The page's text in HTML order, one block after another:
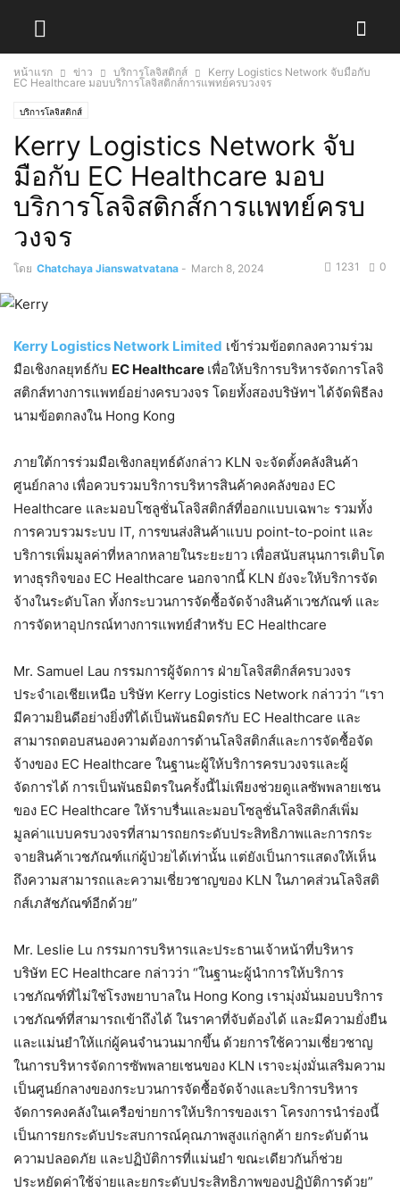
หน้าแรก ข่าว บริการโลจิสติกส์
Kerry Logistics Network จับมือกับ
EC Healthcare มอบบริการโลจิสติกส์การแพทย์ครบวงจร
บริการโลจิสติกส์
Kerry Logistics Network จับ
มือกับ EC Healthcare มอบ
บริการโลจิสติกส์การแพทย์ครบ
วงจร
โดย Chatchaya Jianswatvatana - March 8, 2024 0
1231
Kerry Logistics Network Limited เข้าร่วมข้อตกลงความร่วม
มือเชิงกลยุทธ์กับ EC Healthcare เพื่อให้บริการบริหารจัดการโลจิ
สติกส์ทางการแพทย์อย่างครบวงจร โดยทั้งสองบริษัทฯ ได้จัดพิธีลง
นามข้อตกลงใน Hong Kong
ภายใต้การร่วมมือเชิงกลยุทธ์ดังกล่าว KLN จะจัดตั้งคลังสินค้า
ศูนย์กลาง เพื่อควบรวมบริการบริหารสินค้าคงคลังของ EC
Healthcare และมอบโซลูชั่นโลจิสติกส์ที่ออกแบบเฉพาะ รวมทั้ง
การควบรวมระบบ IT, การขนส่งสินค้าแบบ point-to-point และ
บริการเพิ่มมูลค่าที่หลากหลายในระยะยาว เพื่อสนับสนุนการเติบโต
ทางธุรกิจของ EC Healthcare นอกจากนี้ KLN ยังจะให้บริการจัด
จ้างในระดับโลก ทั้งกระบวนการจัดซื้อจัดจ้างสินค้าเวชภัณฑ์ และ
การจัดหาอุปกรณ์ทางการแพทย์สำหรับ EC Healthcare
Mr. Samuel Lau กรรมการผู้จัดการ ฝ่ายโลจิสติกส์ครบวงจร
ประจำเอเชียเหนือ บริษัท Kerry Logistics Network กล่าวว่า “เรา
มีความยินดีอย่างยิ่งที่ได้เป็นพันธมิตรกับ EC Healthcare และ
สามารถตอบสนองความต้องการด้านโลจิสติกส์และการจัดซื้อจัด
จ้างของ EC Healthcare ในฐานะผู้ให้บริการครบวงจรและผู้
จัดการได้ การเป็นพันธมิตรในครั้งนี้ไม่เพียงช่วยดูแลซัพพลายเชน
ของ EC Healthcare ให้ราบรื่นและมอบโซลูชั่นโลจิสติกส์เพิ่ม
มูลค่าแบบครบวงจรที่สามารถยกระดับประสิทธิภาพและการกระ
จายสินค้าเวชภัณฑ์แก่ผู้ป่วยได้เท่านั้น แต่ยังเป็นการแสดงให้เห็น
ถึงความสามารถและความเชี่ยวชาญของ KLN ในภาคส่วนโลจิสติ
กส์เภสัชภัณฑ์อีกด้วย”
Mr. Leslie Lu กรรมการบริหารและประธานเจ้าหน้าที่บริหาร
บริษัท EC Healthcare กล่าวว่า “ในฐานะผู้นำการให้บริการ
เวชภัณฑ์ที่ไม่ใช่โรงพยาบาลใน Hong Kong เรามุ่งมั่นมอบบริการ
เวชภัณฑ์ที่สามารถเข้าถึงได้ ในราคาที่จับต้องได้ และมีความยั่งยืน
และแม่นยำให้แก่ผู้คนจำนวนมากขึ้น ด้วยการใช้ความเชี่ยวชาญ
ในการบริหารจัดการซัพพลายเชนของ KLN เราจะมุ่งมั่นเสริมความ
เป็นศูนย์กลางของกระบวนการจัดซื้อจัดจ้างและบริการบริหาร
จัดการคงคลังในเครือข่ายการให้บริการของเรา โครงการนำร่องนี้
เป็นการยกระดับประสบการณ์คุณภาพสูงแก่ลูกค้า ยกระดับด้าน
ความปลอดภัย และปฏิบัติการที่แม่นยำ ขณะเดียวกันก็ช่วย
ประหยัดค่าใช้จ่ายและยกระดับประสิทธิภาพของปฏิบัติการด้วย”